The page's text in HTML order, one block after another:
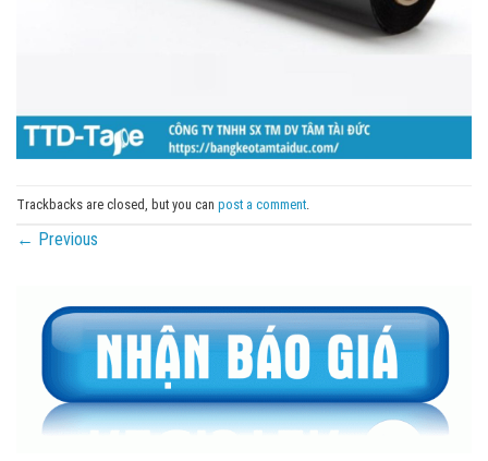
Trackbacks are closed, but you can post a comment
← Previous